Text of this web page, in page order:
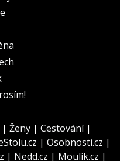
| Ženy | Cestování|
| Osobnosti.cz |
| Nedd.cz | Moulík.cz |